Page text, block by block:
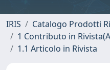
IRIS
Catalogo Prodotti
1 Contributo in
1.1 Articolo in Rivista